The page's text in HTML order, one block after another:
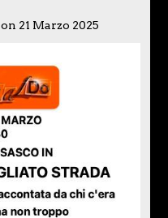
on 21 Marzo 2025